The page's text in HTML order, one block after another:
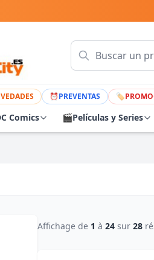
⏰PREVENTAS 🏷
Comics 🎬Películas y Series
Affichage de 1 à 24 sur 28